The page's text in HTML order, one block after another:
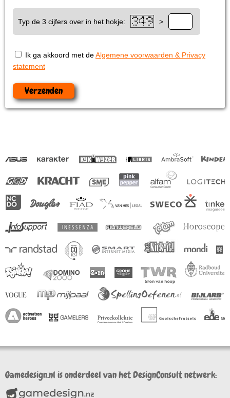
Typ de 3 cijfers over in het hokje: >
Ik ga akkoord met deAlgemene voorwaarden & Privacy
statement
Verzenden
Gamedesign.nl is onderdeel van het DesignConsult netwerk: